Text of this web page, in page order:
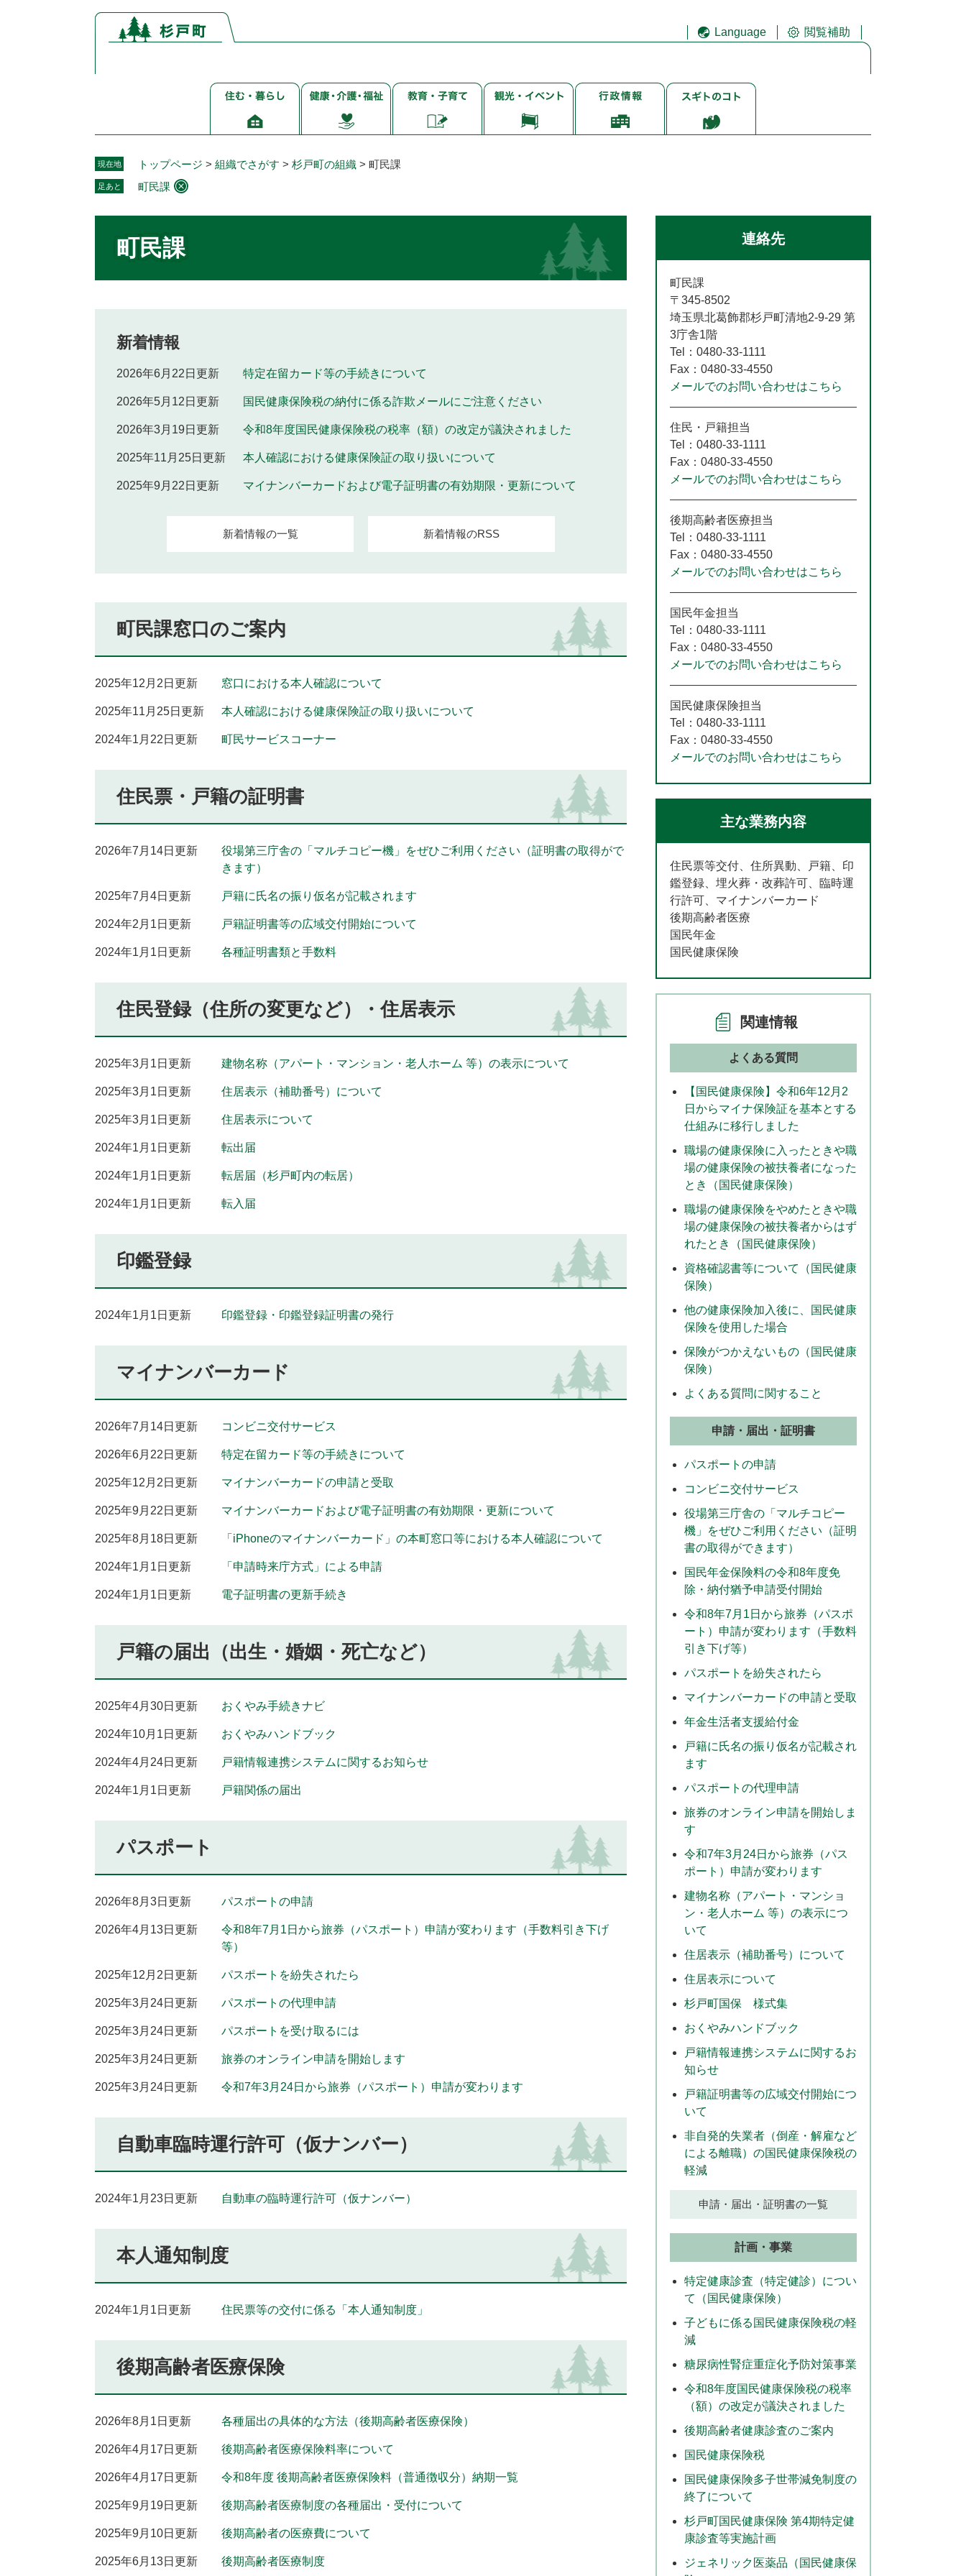
Language 閲覧補助
住
し
健
福
子
学・
観
行
ス
現在地 トップページ > 組織でさがす > 杉戸町の組織 > 町民課
足あと 町民課
町民課
新着情報
2026年6月22日更新 特定在留カード等の手続きについて
2026年5月12日更新 国民健康保険税の納付に係る詐欺メールにご注意ください
2026年3月19日更新 令和8年度国民健康保険税の税率（額）の改定が議決されました
2025年11月25日更新 本人確認における健康保険証の取り扱いについて
2025年9月22日更新 マイナンバーカードおよび電子証明書の有効期限・更新について
新着情報の一覧 新着情報のRSS
町民課窓口のご案内
2025年12月2日更新 窓口における本人確認について
2025年11月25日更新 本人確認における健康保険証の取り扱いについて
2024年1月22日更新 町民サービスコーナー
住民票・戸籍の証明書
2026年7月14日更新
役場第三庁舎の「マルチコピー機」をぜひご利用ください（証明書の取得がで
きます）
2025年7月4日更新 戸籍に氏名の振り仮名が記載されます
2024年2月1日更新 戸籍証明書等の広域交付開始について
2024年1月1日更新 各種証明書類と手数料
住民登録（住所の変更など）・住居表示
2025年3月1日更新 建物名称（アパート・マンション・老人ホーム 等）の表示について
2025年3月1日更新 住居表示（補助番号）について
2025年3月1日更新 住居表示について
2024年1月1日更新 転出届
2024年1月1日更新 転居届（杉戸町内の転居）
2024年1月1日更新 転入届
印鑑登録
2024年1月1日更新 印鑑登録・印鑑登録証明書の発行
マイナンバーカード
2026年7月14日更新 コンビニ交付サービス
2026年6月22日更新 特定在留カード等の手続きについて
2025年12月2日更新 マイナンバーカードの申請と受取
2025年9月22日更新 マイナンバーカードおよび電子証明書の有効期限・更新について
2025年8月18日更新 「iPhoneのマイナンバーカード」の本町窓口等における本人確認について
2024年1月1日更新 「申請時来庁方式」による申請
2024年1月1日更新 電子証明書の更新手続き
戸籍の届出（出生・婚姻・死亡など）
2025年4月30日更新 おくやみ手続きナビ
2024年10月1日更新 おくやみハンドブック
2024年4月24日更新 戸籍情報連携システムに関するお知らせ
2024年1月1日更新 戸籍関係の届出
パスポート
2026年8月3日更新 パスポートの申請
2026年4月13日更新
令和8年7月1日から旅券（パスポート）申請が変わります（手数料引き下げ
等）
2025年12月2日更新 パスポートを紛失されたら
2025年3月24日更新 パスポートの代理申請
2025年3月24日更新 パスポートを受け取るには
2025年3月24日更新 旅券のオンライン申請を開始します
2025年3月24日更新 令和7年3月24日から旅券（パスポート）申請が変わります
自動車臨時運行許可（仮ナンバー）
2024年1月23日更新 自動車の臨時運行許可（仮ナンバー）
本人通知制度
2024年1月1日更新 住民票等の交付に係る「本人通知制度」
後期高齢者医療保険
2026年8月1日更新 各種届出の具体的な方法（後期高齢者医療保険）
2026年4月17日更新 後期高齢者医療保険料率について
2026年4月17日更新 令和8年度 後期高齢者医療保険料（普通徴収分）納期一覧
2025年9月19日更新 後期高齢者医療制度の各種届出・受付について
2025年9月10日更新 後期高齢者の医療費について
2025年6月13日更新 後期高齢者医療制度
連絡先
町民課
〒345-8502
埼玉県北葛飾郡杉戸町清地2-9-29 第
3庁舎1階
Tel：0480-33-1111
Fax：0480-33-4550
メールでのお問い合わせはこちら
住民・戸籍担当
Tel：0480-33-1111
Fax：0480-33-4550
メールでのお問い合わせはこちら
後期高齢者医療担当
Tel：0480-33-1111
Fax：0480-33-4550
メールでのお問い合わせはこちら
国民年金担当
Tel：0480-33-1111
Fax：0480-33-4550
メールでのお問い合わせはこちら
国民健康保険担当
Tel：0480-33-1111
Fax：0480-33-4550
メールでのお問い合わせはこちら
主な業務内容
住民票等交付、住所異動、戸籍、印
鑑登録、埋火葬・改葬許可、臨時運
行許可、マイナンバーカード
後期高齢者医療
国民年金
国民健康保険
関連情報
よくある質問
【国民健康保険】令和6年12月2
日からマイナ保険証を基本とする
仕組みに移行しました
職場の健康保険に入ったときや職
場の健康保険の被扶養者になった
とき（国民健康保険）
職場の健康保険をやめたときや職
場の健康保険の被扶養者からはず
れたとき（国民健康保険）
資格確認書等について（国民健康
保険）
他の健康保険加入後に、国民健康
保険を使用した場合
保険がつかえないもの（国民健康
保険）
よくある質問に関すること
申請・届出・証明書
パスポートの申請
コンビニ交付サービス
役場第三庁舎の「マルチコピー
機」をぜひご利用ください（証明
書の取得ができます）
国民年金保険料の令和8年度免
除・納付猶予申請受付開始
令和8年7月1日から旅券（パスポ
ート）申請が変わります（手数料
引き下げ等）
パスポートを紛失されたら
マイナンバーカードの申請と受取
年金生活者支援給付金
戸籍に氏名の振り仮名が記載され
ます
パスポートの代理申請
旅券のオンライン申請を開始しま
す
令和7年3月24日から旅券（パス
ポート）申請が変わります
建物名称（アパート・マンショ
ン・老人ホーム 等）の表示につ
いて
住居表示（補助番号）について
住居表示について
杉戸町国保 様式集
おくやみハンドブック
戸籍情報連携システムに関するお
知らせ
戸籍証明書等の広域交付開始につ
いて
非自発的失業者（倒産・解雇など
による離職）の国民健康保険税の
軽減
申請・届出・証明書の一覧
計画・事業
特定健康診査（特定健診）につい
て（国民健康保険）
子どもに係る国民健康保険税の軽
減
糖尿病性腎症重症化予防対策事業
令和8年度国民健康保険税の税率
（額）の改定が議決されました
後期高齢者健康診査のご案内
国民健康保険税
国民健康保険多子世帯減免制度の
終了について
杉戸町国民健康保険 第4期特定健
康診査等実施計画
ジェネリック医薬品（国民健康保